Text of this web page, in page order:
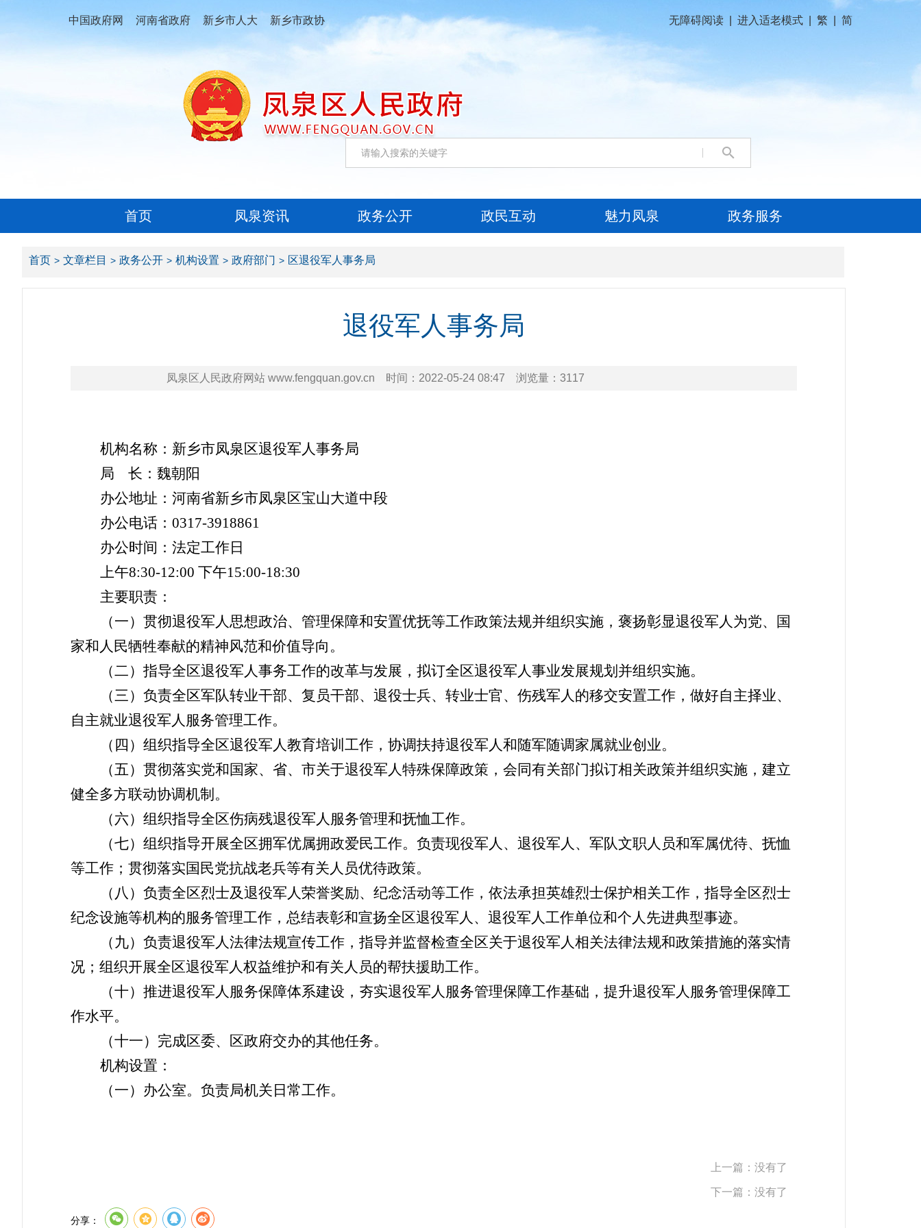
中国政府网 河南省政府 新乡市人大 新乡市政协 无障碍阅读 进入适老模式 繁 简
首页 凤泉资讯 政务公开 政民互动 魅力凤泉 政务服务
首页 文章栏目 政务公开 机构设置 政府部门 区退役军人事务局
退役军人事务局
凤泉区人民政府网站 www.fengquan.gov.cn 时间： 2022-05-24 08:47 浏览量： 3117
机构名称：新乡市凤泉区退役军人事务局
局
长：魏朝阳
办公地址：河南省新乡市凤泉区宝山大道中段
办公电话： 0317-3918861
办公时间：法定工作日
上午8:30-12:00 下午15:00-18:30
主要职责：
（一）贯彻退役军人思想政治、管理保障和安置优抚等工作政策法规并组织实施，褒扬彰显退役军人为党、国
家和人民牺牲奉献的精神风范和价值导向。
（二）指导全区退役军人事务工作的改革与发展，拟订全区退役军人事业发展规划并组织实施。
（三）负责全区军队转业干部、复员干部、退役士兵、转业士官、伤残军人的移交安置工作，做好自主择业、
自主就业退役军人服务管理工作。
（四）组织指导全区退役军人教育培训工作，协调扶持退役军人和随军随调家属就业创业。
（五）贯彻落实党和国家、省、市关于退役军人特殊保障政策，会同有关部门拟订相关政策并组织实施，建立
健全多方联动协调机制。
（六）组织指导全区伤病残退役军人服务管理和抚恤工作。
（七）组织指导开展全区拥军优属拥政爱民工作。负责现役军人、退役军人、军队文职人员和军属优待、抚恤
等工作；贯彻落实国民党抗战老兵等有关人员优待政策。
（八）负责全区烈士及退役军人荣誉奖励、纪念活动等工作，依法承担英雄烈士保护相关工作，指导全区烈士
纪念设施等机构的服务管理工作，总结表彰和宣扬全区退役军人、退役军人工作单位和个人先进典型事迹。
（九）负责退役军人法律法规宣传工作，指导并监督检查全区关于退役军人相关法律法规和政策措施的落实情
况；组织开展全区退役军人权益维护和有关人员的帮扶援助工作。
（十）推进退役军人服务保障体系建设，夯实退役军人服务管理保障工作基础，提升退役军人服务管理保障工
作水平。
（十一）完成区委、区政府交办的其他任务。
机构设置：
（一）办公室。 负责局机关日常工作。
上一篇：没有了
下一篇：没有了
分享：